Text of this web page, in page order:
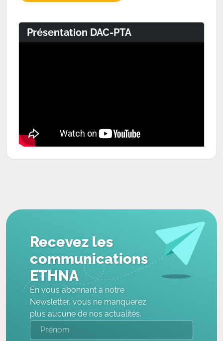
Présentation DAC-PTA
Recevez les
communications
ETHNA
En vous abonnant à notre
Newsletter, vous ne manquerez
plus aucune de nos actualités.